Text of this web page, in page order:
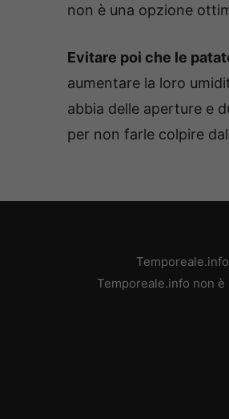
non è una opzione
Evitare poi che le
aumentare la loro
abbia delle aperture e
per non farle colpire
Temporeale.info non